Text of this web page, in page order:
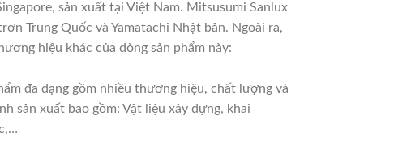
sản xuất tại Việt Nam. Mitsusumi Sanlux
Trung Quốc và Yamatachi Nhật bản. Ngoài ra,
hiệu khác của dòng sản phẩm này:
đa dạng gồm nhiều thương hiệu, chất lượng và
sản xuất bao gồm: Vật liệu xây dựng, khai